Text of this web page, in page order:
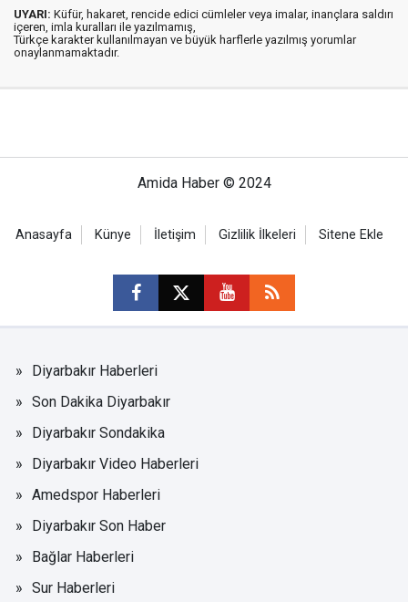
UYARI: Küfür, hakaret, rencide edici cümleler veya imalar, inançlara saldırı
içeren, imla kuralları ile yazılmamış,
Türkçe karakter kullanılmayan ve büyük harflerle yazılmış yorumlar
onaylanmamaktadır.
Amida Haber © 2024
Anasayfa Künye İletişim Gizlilik İlkeleri Sitene Ekle
Diyarbakır Haberleri
Son Dakika Diyarbakır
Diyarbakır Sondakika
Diyarbakır Video Haberleri
Amedspor Haberleri
Diyarbakır Son Haber
Bağlar Haberleri
Sur Haberleri